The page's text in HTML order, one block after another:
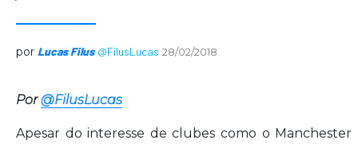
por Lucas Filus @FilusLucas 28/02/2018
Por@FilusLucas
Apesar do interesse de clubes como o